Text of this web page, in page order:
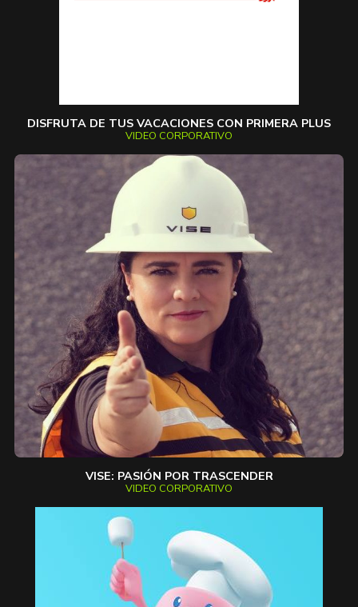
DISFRUTA DE TUS VACACIONES CON PRIMERA PLUS
VIDEO CORPORATIVO
VISE: PASIÓN POR TRASCENDER
VIDEO CORPORATIVO